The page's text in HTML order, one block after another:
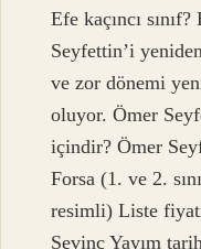
Efe kaçıncı
Seyfettin’i
ve zor dönemi
oluyor. Ömer
içindir? Ömer
Forsa (1. ve 2.
resimli) Liste
Sevinç Yayım